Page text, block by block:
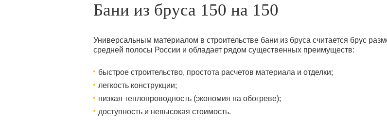
Бани из бруса 150 на 150
Универсальным материалом в строительстве бани из бруса считается брус
средней полосы России и обладает рядом существенных преимуществ:
быстрое строительство, простота расчетов материала и отделки;
легкость конструкции;
низкая теплопроводность (экономия на обогреве);
доступность и невысокая стоимость.